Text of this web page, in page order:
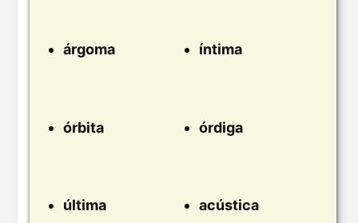
árgoma íntima
órbita órdiga
última acústica